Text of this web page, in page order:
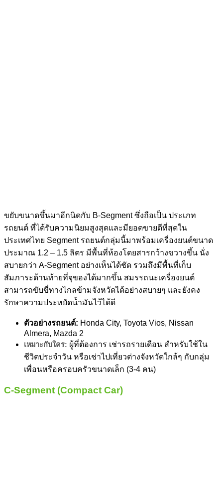
ขยับขนาดขึ้นมาอีกนิดกับ B-Segment ซึ่งถือเป็น ประเภท
รถยนต์ ที่ได้รับความนิยมสูงสุดและมียอดขายดีที่สุดใน
ประเทศไทย Segment รถยนต์กลุ่มนี้มาพร้อมเครื่องยนต์ขนาด
ประมาณ 1.2 – 1.5 ลิตร มีพื้นที่ห้องโดยสารกว้างขวางขึ้น นั่ง
สบายกว่า A-Segment อย่างเห็นได้ชัด รวมถึงมีพื้นที่เก็บ
สัมภาระด้านท้ายที่จุของได้มากขึ้น สมรรถนะเครื่องยนต์
สามารถขับขี่ทางไกลข้ามจังหวัดได้อย่างสบายๆ และยังคง
รักษาความประหยัดน้ำมันไว้ได้ดี
ตัวอย่างรถยนต์: Honda City, Toyota Vios, Nissan
Almera, Mazda 2
เหมาะกับใคร: ผู้ที่ต้องการ เช่ารถรายเดือน สำหรับใช้ใน
ชีวิตประจำวัน หรือเช่าไปเที่ยวต่างจังหวัดใกล้ๆ กับกลุ่ม
เพื่อนหรือครอบครัวขนาดเล็ก (3-4 คน)
C-Segment (Compact Car)